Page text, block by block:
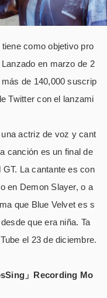
como objetivo pro
en marzo de 2
de 140,000 suscrip
Twitter con el lanzami
actriz de voz y cant
canción es un final de
La cantante es con
en Demon Slayer, o a
que Blue Velvet es s
que era niña. Ta
el 23 de diciembre.
」Recording Mo